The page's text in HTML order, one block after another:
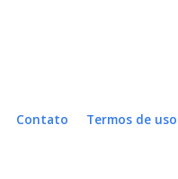
Contato Termos de uso